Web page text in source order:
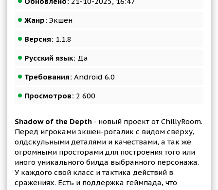
Жанр: Экшен
Версия: 1.1.8
Русский язык: Да
Требования: Android 6.0
Просмотров: 2 600
Shadow of the Depth - новый проект от ChillyRoom.
Перед игроками экшен-рогалик с видом сверху,
олдскульными деталями и качествами, а так же
огромными просторами для построения того или
иного уникального билда выбранного персонажа.
У каждого свой класс и тактика действий в
сражениях. Есть и поддержка геймпада, что